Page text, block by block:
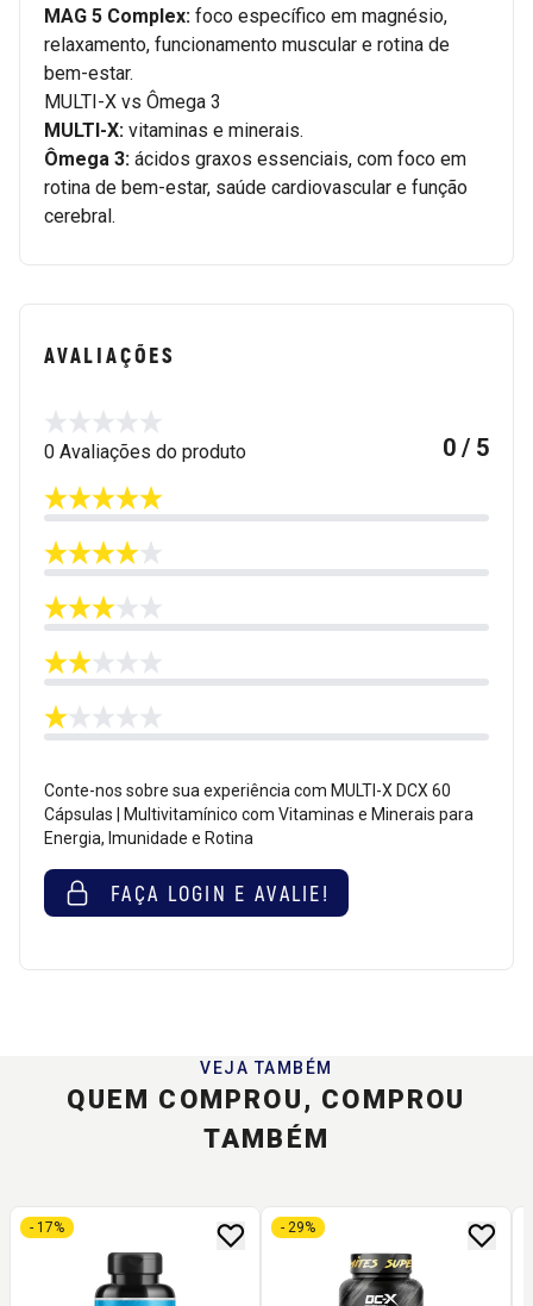
MAG 5 Complex: foco específico em magnésio,
relaxamento, funcionamento muscular e rotina de
bem-estar.
MULTI-X vs Ômega 3
MULTI-X: vitaminas e minerais.
Ômega 3: ácidos graxos essenciais, com foco em
rotina de bem-estar, saúde cardiovascular e função
cerebral.
AVALIAÇÕES
0 Avaliações do produto 0 / 5
Conte-nos sobre sua experiência com MULTI-X DCX 60
Cápsulas | Multivitamínico com Vitaminas e Minerais para
Energia, Imunidade e Rotina
FAÇA LOGIN E AVALIE!
VEJA TAMBÉM
QUEM COMPROU, COMPROU
TAMBÉM
- 17% - 29%